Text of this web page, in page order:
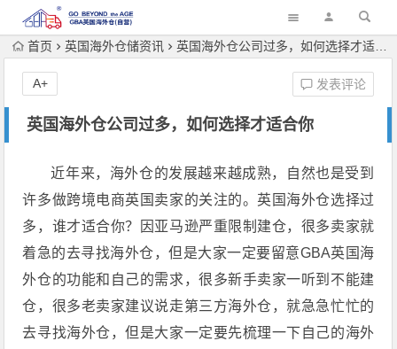
首页 英国海外仓储资讯 英国海外仓公司过多，如何选择才适合你
英国海外仓公司过多，如何选择才适合你
发表评论
A+
近年来，海外仓的发展越来越成熟，自然也是受到
许多做跨境电商英国卖家的关注的。英国海外仓选择过
多，谁才适合你？因亚马逊严重限制建仓，很多卖家就
着急的去寻找海外仓，但是大家一定要留意GBA英国海
外仓的功能和自己的需求，很多新手卖家一听到不能建
仓，很多老卖家建议说走第三方海外仓，就急急忙忙的
去寻找海外仓，但是大家一定要先梳理一下自己的海外